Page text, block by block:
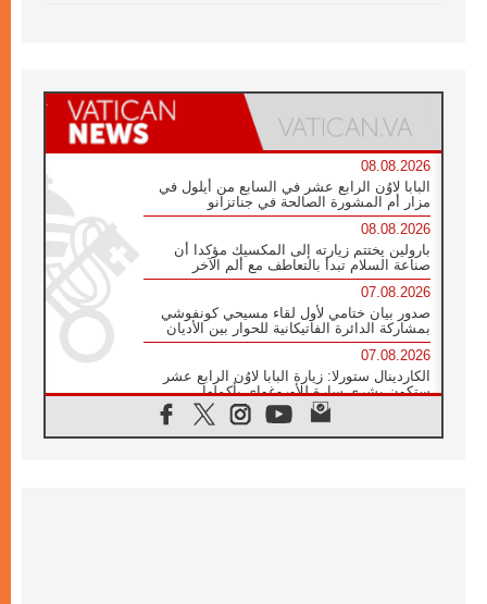
08.08.2026
البابا لاوُن الرابع عشر في السابع من أيلول في
مزار أم المشورة الصالحة في جناتزانو
08.08.2026
بارولين يختتم زيارته إلى المكسيك مؤكدا أن
صناعة السلام تبدأ بالتعاطف مع ألم الآخر
07.08.2026
صدور بيان ختامي لأول لقاء مسيحي كونفوشي
بمشاركة الدائرة الفاتيكانية للحوار بين الأديان
07.08.2026
الكاردينال ستورلا: زيارة البابا لاوُن الرابع عشر
ستكون بشرى سارة للأوروغواي بأكملها
الفاتيكان يعلن برنامج الزيارة الرسولية للبابا لاوُن